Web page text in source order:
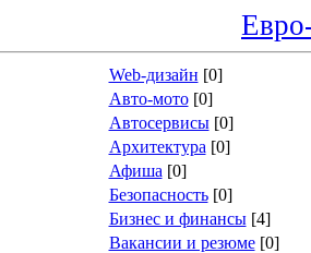
Web-дизайн [0]
Авто-мото[0]
Автосервисы[0]
Архитектура [0]
Афиша [0]
Безопасность[0]
Бизнес и финансы[4]
Вакансии и резюме[0]